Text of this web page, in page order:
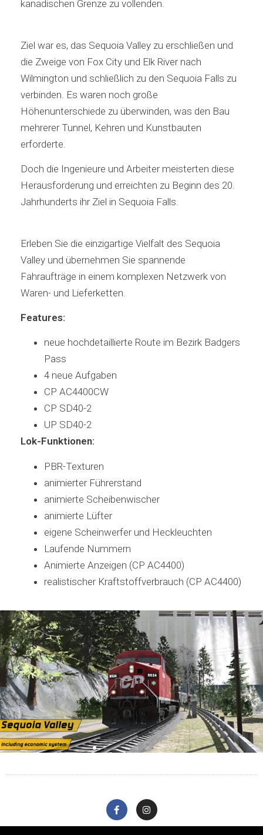
kanadischen Grenze zu vollenden.
Ziel war es, das Sequoia Valley zu erschließen und
die Zweige von Fox City und Elk River nach
Wilmington und schließlich zu den Sequoia Falls zu
verbinden. Es waren noch große
Höhenunterschiede zu überwinden, was den Bau
mehrerer Tunnel, Kehren und Kunstbauten
erforderte.
Doch die Ingenieure und Arbeiter meisterten diese
Herausforderung und erreichten zu Beginn des 20.
Jahrhunderts ihr Ziel in Sequoia Falls.
Erleben Sie die einzigartige Vielfalt des Sequoia
Valley und übernehmen Sie spannende
Fahraufträge in einem komplexen Netzwerk von
Waren- und Lieferketten.
Features:
neue hochdetaillierte Route im Bezirk Badgers
Pass
4 neue Aufgaben
CP AC4400CW
CP SD40-2
UP SD40-2
Lok-Funktionen:
PBR-Texturen
animierter Führerstand
animierte Scheibenwischer
animierte Lüfter
eigene Scheinwerfer und Heckleuchten
Laufende Nummern
Animierte Anzeigen (CP AC4400)
realistischer Kraftstoffverbrauch (CP AC4400)